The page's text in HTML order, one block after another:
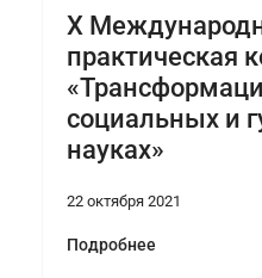
X
практическая
социальных и
науках»
22 октября 2021
Подробнее